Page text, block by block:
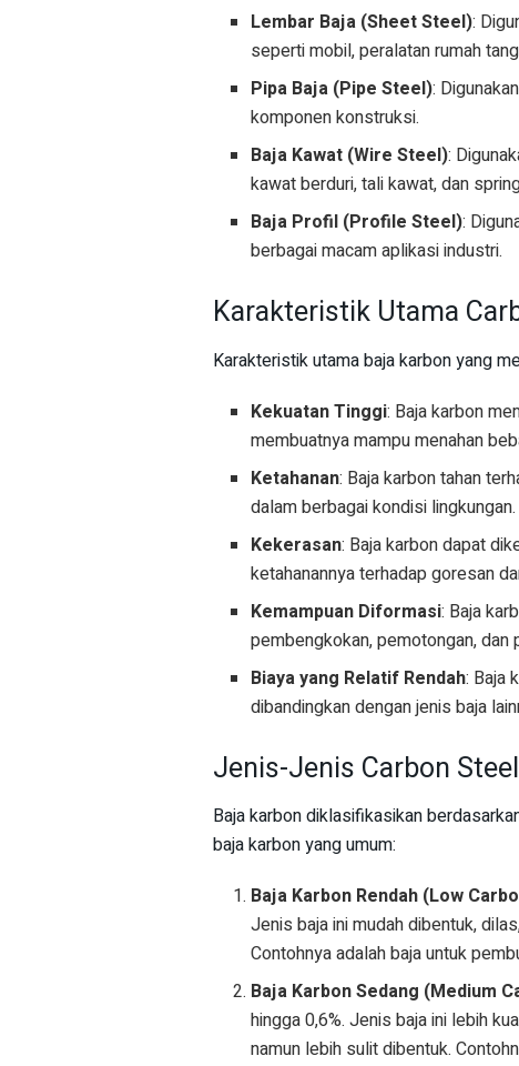
Lembar Baja (Sheet Steel):
seperti mobil, peralatan rumah
Pipa Baja (Pipe Steel):
komponen konstruksi.
Baja Kawat (Wire Steel):
kawat berduri, tali kawat, dan
Baja Profil (Profile Steel):
berbagai macam aplikasi industri.
Karakteristik Utama
Karakteristik utama baja karbon yang
Kekuatan Tinggi: Baja karbon
membuatnya mampu menahan
Ketahanan: Baja karbon tahan
dalam berbagai kondisi lingkungan.
Kekerasan: Baja karbon dapat
ketahanannya terhadap goresan
Kemampuan Diformasi: Baja
pembengkokan, pemotongan,
Biaya yang Relatif Rendah: Baja
dibandingkan dengan jenis baja
Jenis-Jenis Carbon Steel
Baja karbon diklasifikasikan
baja karbon yang umum:
Baja Karbon Rendah (Low
Jenis baja ini mudah dibentuk,
Contohnya adalah baja untuk
Baja Karbon Sedang (Medium
hingga 0,6%. Jenis baja ini lebih
namun lebih sulit dibentuk.